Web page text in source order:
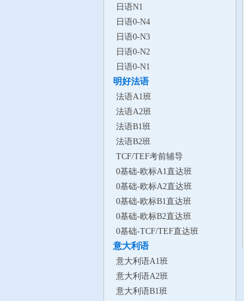
日语N1
日语0-N4
日语0-N3
日语0-N2
日语0-N1
明好法语
法语A1班
法语A2班
法语B1班
法语B2班
TCF/TEF考前辅导
0基础-欧标A1直达班
0基础-欧标A2直达班
0基础-欧标B1直达班
0基础-欧标B2直达班
0基础-TCF/TEF直达班
意大利语
意大利语A1班
意大利语A2班
意大利语B1班